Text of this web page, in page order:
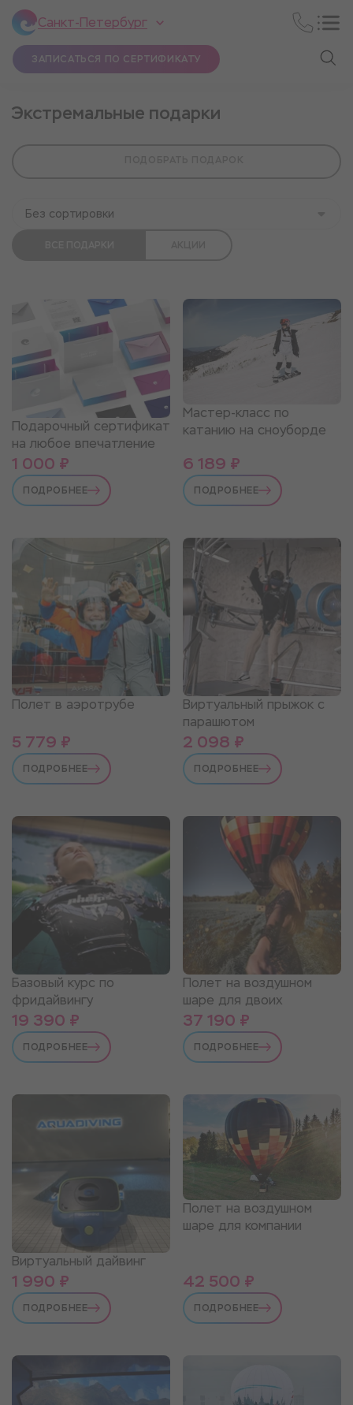
Санкт-Петербург
ЗАПИСАТЬСЯ ПО СЕРТИФИКАТУ
Экстремальные подарки
Без сортировки
Подарочный сертификат
на любое впечатление
1 000 ₽
ПОДРОБНЕЕ
Мастер-класс по
катанию на сноуборде
6 189 ₽
ПОДРОБНЕЕ
Полет в аэротрубе
5 779 ₽
ПОДРОБНЕЕ
Виртуальный прыжок с
парашютом
2 098 ₽
ПОДРОБНЕЕ
Базовый курс по
фридайвингу
19 390 ₽
ПОДРОБНЕЕ
Полет на воздушном
шаре для двоих
37 190 ₽
ПОДРОБНЕЕ
Виртуальный дайвинг
1 990 ₽
ПОДРОБНЕЕ
Полет на воздушном
шаре для компании
42 500 ₽
ПОДРОБНЕЕ